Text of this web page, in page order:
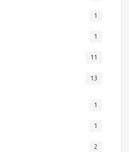
1
1
11
13
1
1
2